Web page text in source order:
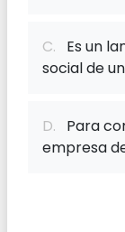
C. Es un
social de
D. Para
empresa